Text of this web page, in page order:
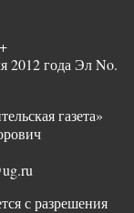
2012 года Эл No.
газета»
с разрешения